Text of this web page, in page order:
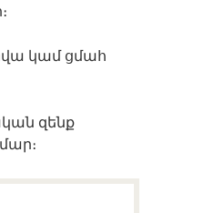
կամ ցմահ
զենք